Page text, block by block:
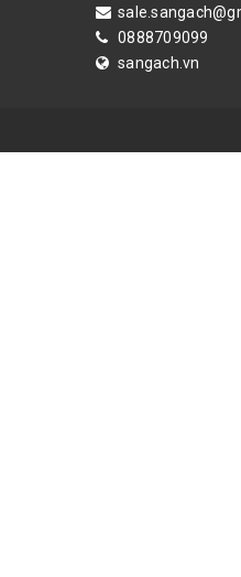
0888709099
sangach.vn